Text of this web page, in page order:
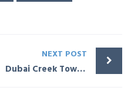
NEXT POST
Dubai Creek Tower aux Emirats arabes unis